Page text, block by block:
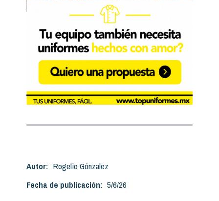
Autor: Rogelio Gónzalez
Fecha de publicación: 5/6/26